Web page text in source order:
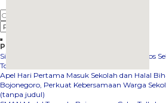
embedgooglemap.net
Pos-pos Terbaru
Siswa SMAN Model Terpadu Bojonegoro Lolos
Torehkan Prestasi Membanggakan
Apel Hari Pertama Masuk Sekolah dan Halal
Bojonegoro, Perkuat Kebersamaan Warga
(tanpa judul)